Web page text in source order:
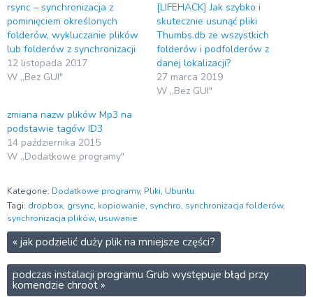
rsync – synchronizacja z
pominięciem określonych
folderów, wykluczanie plików
lub folderów z synchronizacji
12 listopada 2017
W „Bez GUI"
[LIFEHACK] Jak szybko i
skutecznie usunąć pliki
Thumbs.db ze wszystkich
folderów i podfolderów z
danej lokalizacji?
27 marca 2019
W „Bez GUI"
zmiana nazw plików Mp3 na
podstawie tagów ID3
14 października 2015
W „Dodatkowe programy"
Kategorie: Dodatkowe programy, Pliki, Ubuntu
Tagi: dropbox, grsync, kopiowanie, synchro, synchronizacja folderów,
synchronizacja plików, usuwanie
« jak podzielić duży plik na mniejsze części?
podczas instalacji programu Grub występuje błąd przy
komendzie chroot »